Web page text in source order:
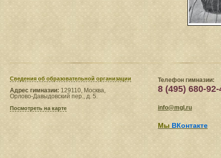
Сведения​ об образовательной организации
Адрес гимназии: 129110, Москва,
Орлово-Давыдовский пер., д. 5.
Посмотреть на карте
Телефон гимназии:
8 (495) 680-92-
info@mgl.ru
Мы ВКонтакте